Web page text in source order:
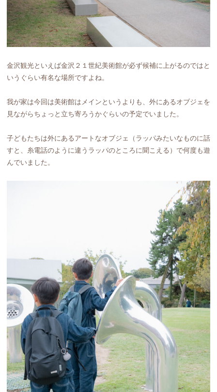
金沢観光といえば金沢２１世紀美術館が必ず候補に上がるのではと
いうぐらい有名な場所ですよね。
我が家は今回は美術館はメインというよりも、外にあるオブジェを
見ながらちょっと立ち寄ろうかぐらいの予定でいました。
子どもたちは外にあるアートなオブジェ（ラッパみたいなものに話
すと、糸電話のように違うラッパのところに聞こえる）で何度も遊
んでいました。